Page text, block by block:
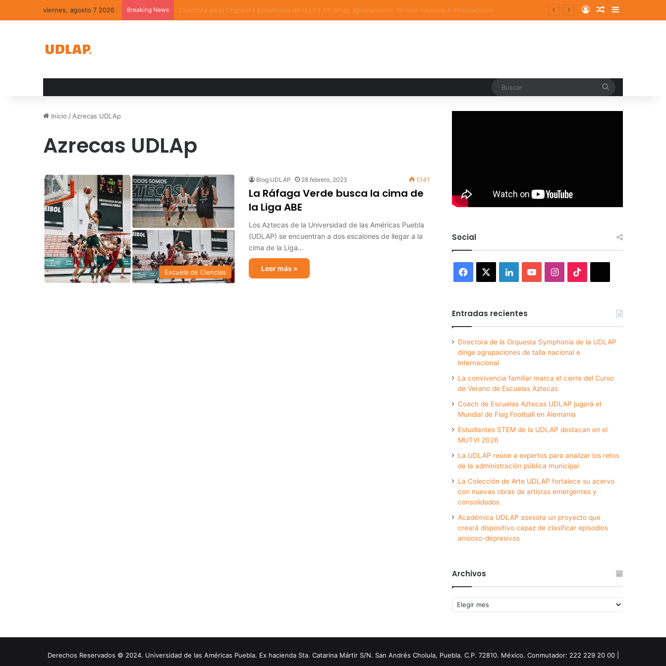
viernes, agosto 7 2026 Breaking News La convivencia familiar marca el cierre del Curso de Verano de Escuelas Aztecas Log InRandom Article
Sidebar
Inicio / Azrecas UDLAp
Azrecas UDLAp
Escuela de Ciencias
Blog UDLAP 28 febrero, 2023 1,141
La Ráfaga Verde busca la cima de
la Liga ABE
Los Aztecas de la Universidad de las Américas Puebla
(UDLAP) se encuentran a dos escalones de llegar a la
cima de la Liga…
Leer más »
Social
Facebook LinkedInYouTubeInstagram
Entradas recientes
Directora de la Orquesta Symphonia de la UDLAP
dirige agrupaciones de talla nacional e
internacional
La convivencia familiar marca el cierre del Curso
de Verano de Escuelas Aztecas
Coach de Escuelas Aztecas UDLAP jugará el
Mundial de Flag Football en Alemania
Estudiantes STEM de la UDLAP destacan en el
MUTVI 2026
La UDLAP reúne a expertos para analizar los retos
de la administración pública municipal
La Colección de Arte UDLAP fortalece su acervo
con nuevas obras de artistas emergentes y
consolidados
Académica UDLAP asesora un proyecto que
creará dispositivo capaz de clasificar episodios
ansioso-depresivos
Archivos
Archivos
Derechos Reservados © 2024. Universidad de las Américas Puebla. Ex hacienda Sta. Catarina Mártir S/N. San Andrés Cholula, Puebla. C.P. 72810. México. Conmutador: 222 229 20 00 |